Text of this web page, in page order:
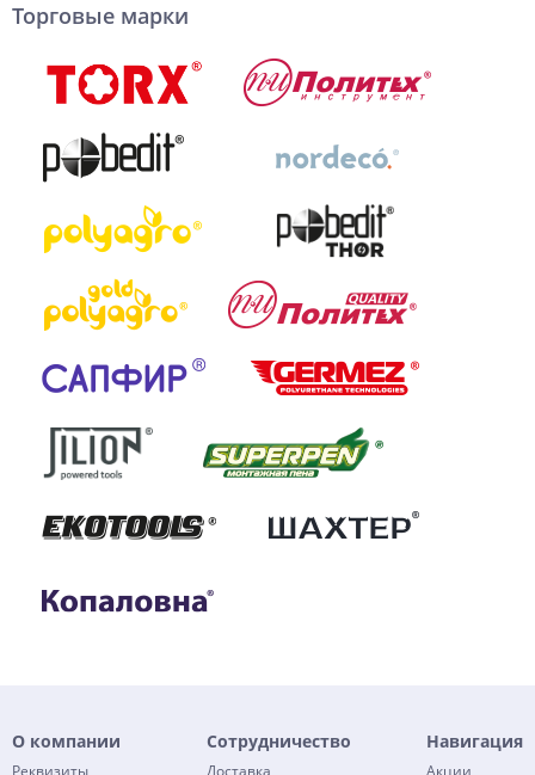
Торговые марки
О компании
Реквизиты
Сотрудничество
Доставка
Навигация
Акции